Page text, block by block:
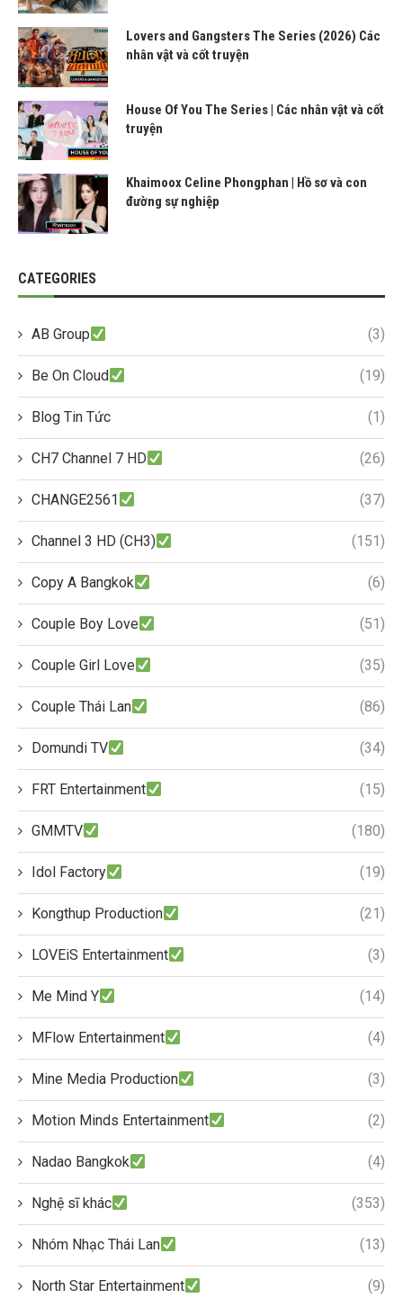
Lovers and Gangsters The Series (2026) Các
nhân vật và cốt truyện
House Of You The Series | Các nhân vật và cốt
truyện
Khaimoox Celine Phongphan | Hồ sơ và con
đường sự nghiệp
CATEGORIES
AB Group (3)
Be On Cloud (19)
Blog Tin Tức (1)
CH7 Channel 7 HD (26)
CHANGE2561 (37)
Channel 3 HD (CH3) (151)
Copy A Bangkok (6)
Couple Boy Love (51)
Couple Girl Love (35)
Couple Thái Lan (86)
Domundi TV (34)
FRT Entertainment (15)
GMMTV (180)
Idol Factory (19)
Kongthup Production (21)
LOVEiS Entertainment (3)
Me Mind Y (14)
MFlow Entertainment (4)
Mine Media Production (3)
Motion Minds Entertainment (2)
Nadao Bangkok (4)
Nghệ sĩ khác (353)
Nhóm Nhạc Thái Lan (13)
North Star Entertainment (9)